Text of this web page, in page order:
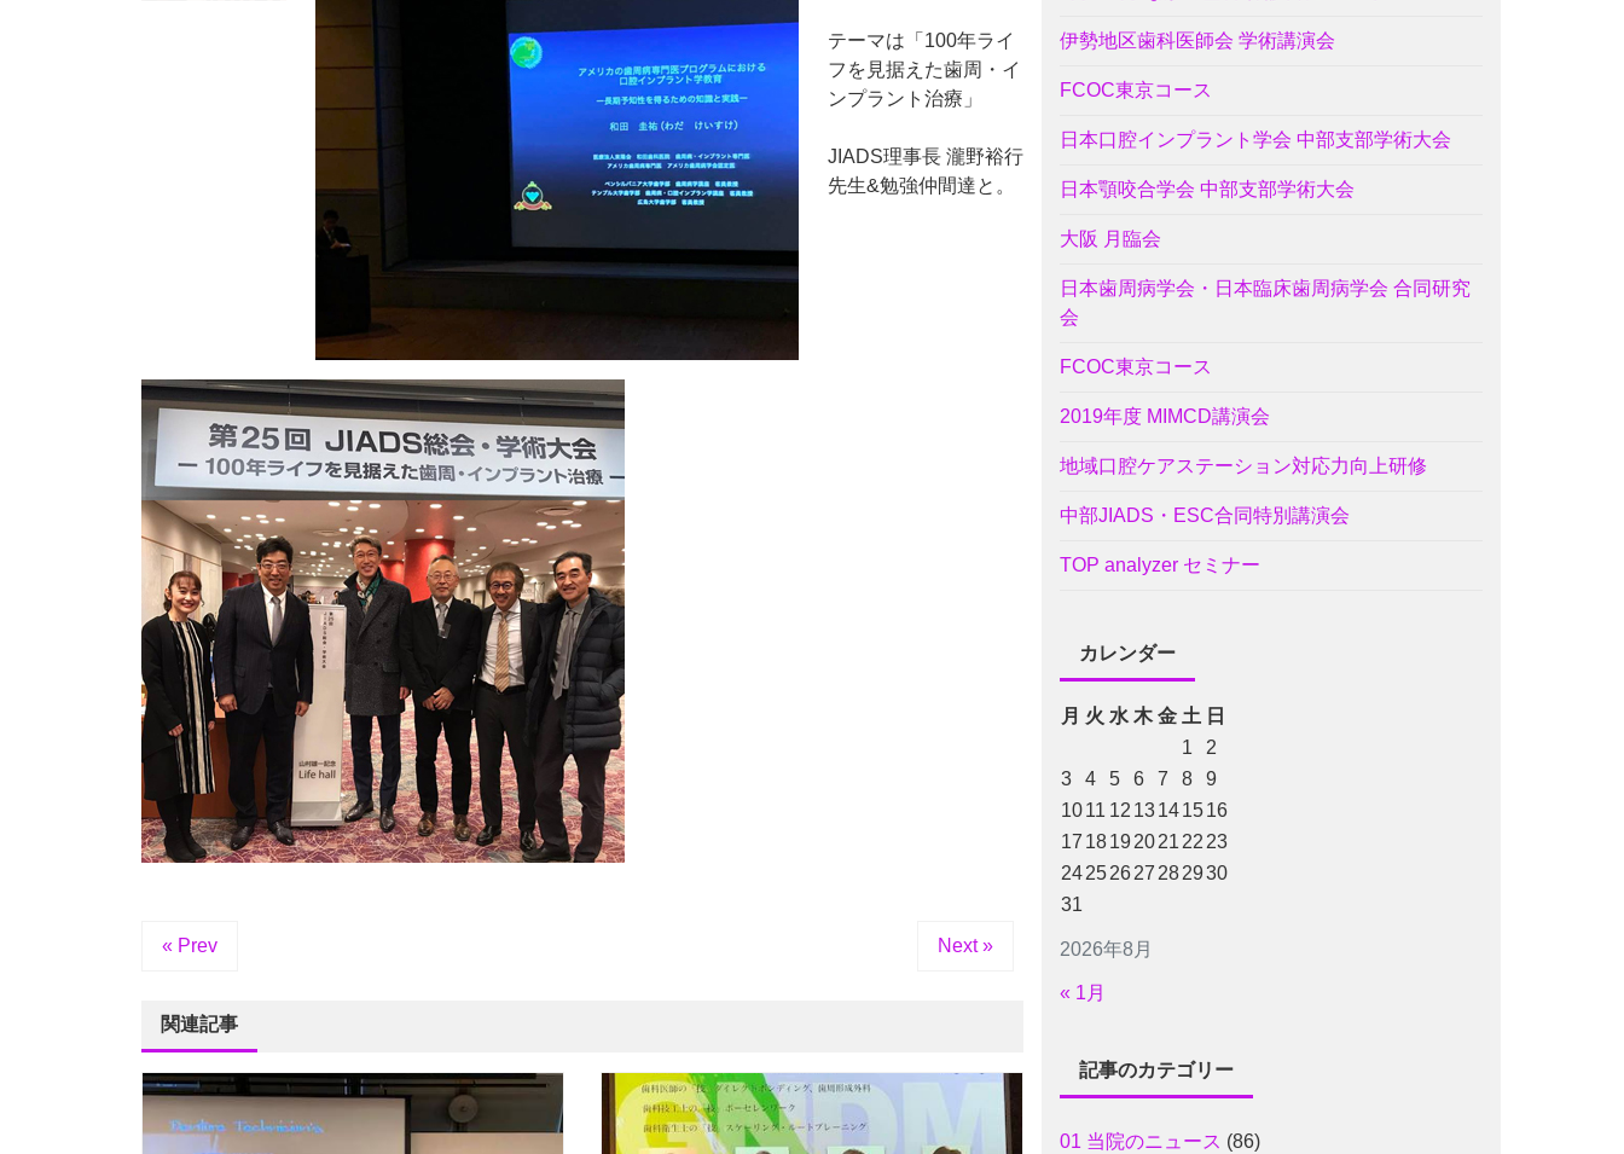
テーマは「100年ライ
フを見据えた歯周・イ
ンプラント治療」
JIADS理事長 瀧野裕行
先生&勉強仲間達と。
« Prev Next »
関連記事
伊勢地区歯科医師会 学術講演会
FCOC東京コース
日本口腔インプラント学会 中部支部学術大会
日本顎咬合学会 中部支部学術大会
大阪 月臨会
日本歯周病学会・日本臨床歯周病学会 合同研究
会
FCOC東京コース
2019年度 MIMCD講演会
地域口腔ケアステーション対応力向上研修
中部JIADS・ESC合同特別講演会
TOP analyzer セミナー
カレンダー
2026年8月
月 火 水 木 金 土 日
1
2
3
4 5 6 7 8
9
1011 12 13141516
17 181920212223
24252627282930
31
« 1月
記事のカテゴリー
01 当院のニュース (86)